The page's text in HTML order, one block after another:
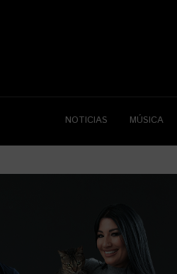
NOTICIAS MÚSICA